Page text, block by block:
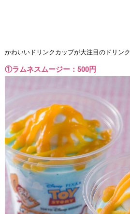
かわいいドリンクカップが大注目のドリン
①ラムネスムージー：500円